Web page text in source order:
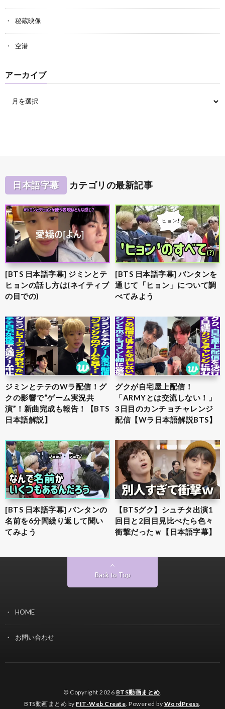
秘蔵映像
空港
アーカイブ
日本語字幕 カテゴリの最新記事
[BTS 日本語字幕] ジミンとテ
ヒョンの話し方は(ネイティブ
の目での)
[BTS 日本語字幕] バンタンを
通じて「ヒョン」について調
べてみよう
ジミンとテテのWラ配信！グ
クの影響で“ゲーム実況共
演”！新曲完成も報告！【BTS
日本語解説】
グクが自宅屋上配信！
「ARMYとは交流しない！」
3日目のカンチョチャレンジ
配信【Wラ日本語解説BTS】
[BTS 日本語字幕] バンタンの
名前を6分間繰り返して聞い
てみよう
【BTSグク】シュチタ出演1
回目と2回目見比べたら色々
衝撃だったｗ【日本語字幕】
Back to Top
HOME
お問い合わせ
© Copyright 2026 BTS動画まとめ.
BTS動画まとめ by FIT-Web Create. Powered by WordPress.